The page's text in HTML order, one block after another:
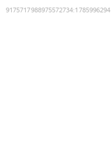
9175717988975572734:1785996294